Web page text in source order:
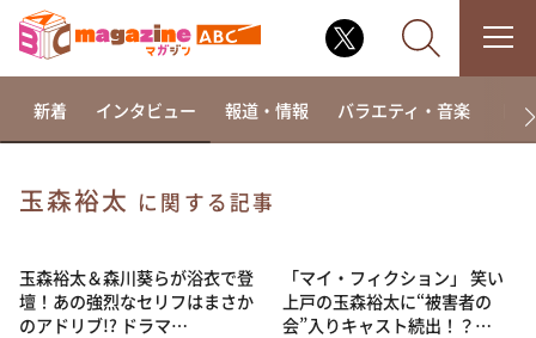
相席食堂
これ余談なんですけど・・・
新着 インタビュー 報道・情報 バラエティ・音楽 ド
玉森裕太 に関する記事
玉森裕太＆森川葵らが浴衣で登
壇！あの強烈なセリフはまさか
のアドリブ!? ドラマ…
「マイ・フィクション」 笑い
上戸の玉森裕太に“被害者の
会”入りキャスト続出！？…